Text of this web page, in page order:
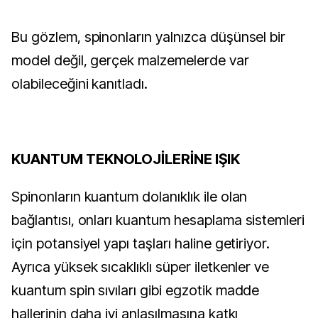
Bu gözlem, spinonların yalnızca düşünsel bir
model değil, gerçek malzemelerde var
olabileceğini kanıtladı.
KUANTUM TEKNOLOJİLERİNE IŞIK
Spinonların kuantum dolanıklık ile olan
bağlantısı, onları kuantum hesaplama sistemleri
için potansiyel yapı taşları haline getiriyor.
Ayrıca yüksek sıcaklıklı süper iletkenler ve
kuantum spin sıvıları gibi egzotik madde
hallerinin daha iyi anlaşılmasına katkı